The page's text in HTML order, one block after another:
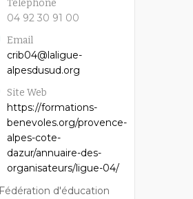
Téléphone
04 92 30 91 00
Email
crib04@laligue-
alpesdusud.org
Site Web
https://formations-
benevoles.org/provence-
alpes-cote-
dazur/annuaire-des-
organisateurs/ligue-04/
Fédération d'éducation